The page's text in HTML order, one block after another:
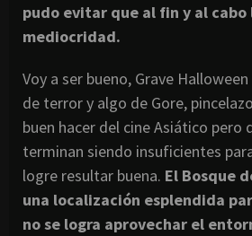
pudo evitar que al fin y al cabo
mediocridad.
Voy a ser bueno, Grave
de terror y algo de Gore,
buen hacer del cine Asiático pero
terminan siendo insuficientes
logre resultar buena. El Bosque
una localización esplendida
no se logra aprovechar el